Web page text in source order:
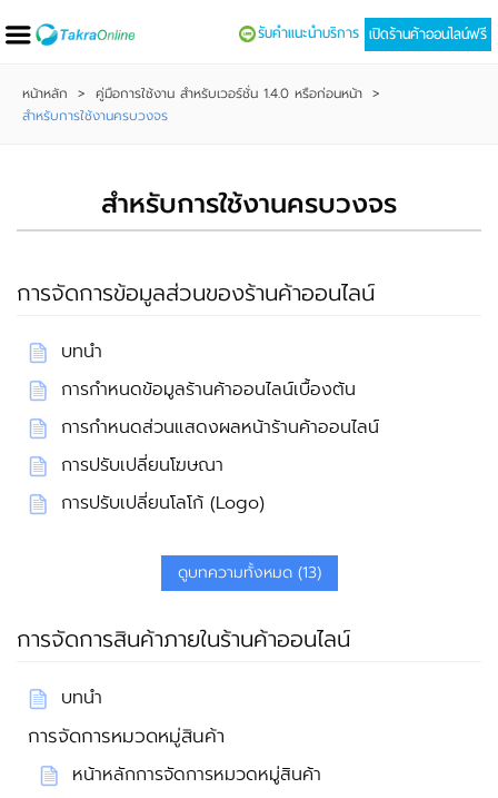
เปิดร้านค้าออนไลน์ฟรี
รับคำแนะนำบริการ
หน้าหลัก > คู่มือการใช้งาน สำหรับเวอร์ชั่น 1.4.0 หรือก่อนหน้า >
สำหรับการใช้งานครบวงจร
สำหรับการใช้งานครบวงจร
การจัดการข้อมูลส่วนของร้านค้าออนไลน์
บทนำ
การกำหนดข้อมูลร้านค้าออนไลน์เบื้องต้น
การกำหนดส่วนแสดงผลหน้าร้านค้าออนไลน์
การปรับเปลี่ยนโฆษณา
การปรับเปลี่ยนโลโก้ (Logo)
ดูบทความทั้งหมด (13)
การจัดการสินค้าภายในร้านค้าออนไลน์
บทนำ
การจัดการหมวดหมู่สินค้า
หน้าหลักการจัดการหมวดหมู่สินค้า